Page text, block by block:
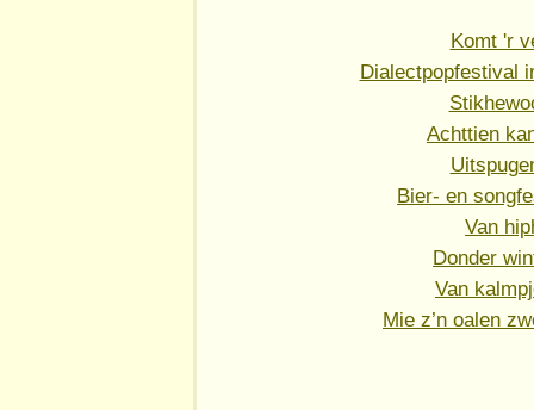
Komt 'r
Dialectpopfestival
Achttien
Bier- en
Van
Donder
Van
Mie z’n oalen